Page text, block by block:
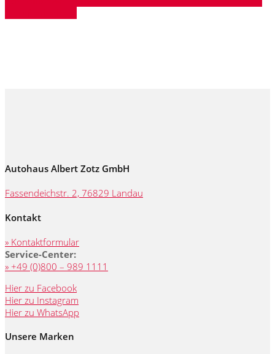
Autohaus Albert Zotz GmbH
Fassendeichstr. 2, 76829 Landau
Kontakt
» Kontaktformular
Service-Center:
» +49 (0)800 – 989 1111
Hier zu Facebook
Hier zu Instagram
Hier zu WhatsApp
Unsere Marken